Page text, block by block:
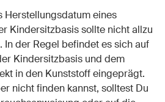
Herstellungsdatum eines
Kindersitzbasis sollte nicht allzu
In der Regel befindet es sich auf
Kindersitzbasis und dem
in den Kunststoff eingeprägt.
nicht finden kannst, solltest Du